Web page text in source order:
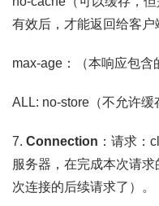
有效后，才能返回给客户
max-age：（本响应包含
ALL: no-store（不允许缓
7. Connection ：请求：
服务器，在完成本次请
次连接的后续请求了）。